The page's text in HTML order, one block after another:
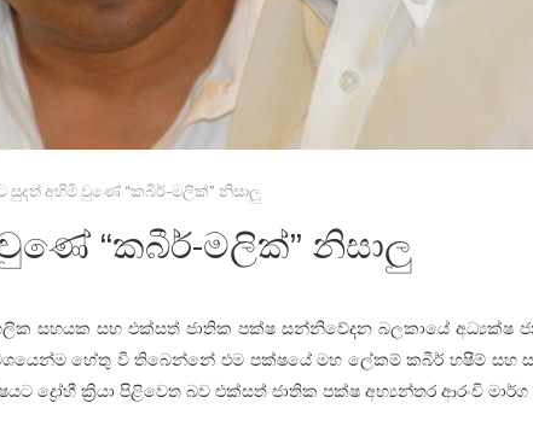
සුදත් අහිමි වුණේ “කබීර්-මලික්” නිසාලු
“කබීර්-මලික්” නිසාලු
සහයක සහ එක්සත් ජාතික පක්ෂ සන්නිවේදන බලකායේ අධ්‍යක්ෂ
වශයෙන්ම හේතු වී තිබෙන්නේ එම පක්ෂයේ මහ ලේකම් කබීර් හෂීම් සහ
ක්‍රියා පිළිවෙත බව එක්සත් ජාතික පක්ෂ අභ්‍යන්තර ආරංචි මාර්ග